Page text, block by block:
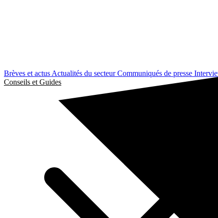
Brèves et actus Actualités du secteurCommuniqués de presse
Conseils et Guides